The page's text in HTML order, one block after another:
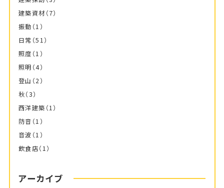
建築資材（7）
振動 （1）
日常 （51）
照度 （1）
照明 （4）
登山 （2）
秋（3）
西洋建築 （1）
防音 （1）
音波 （1）
飲食店（1）
アーカイブ